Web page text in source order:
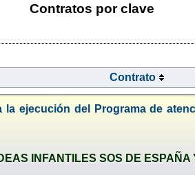
Contratos por clave
Contrato
la ejecución del Programa de
INFANTILES SOS DE